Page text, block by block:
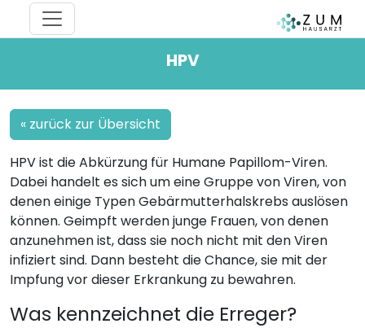
HPV
« zurück zur Übersicht
HPV ist die Abkürzung für Humane Papillom-Viren.
Dabei handelt es sich um eine Gruppe von Viren, von
denen einige Typen Gebärmutterhalskrebs auslösen
können. Geimpft werden junge Frauen, von denen
anzunehmen ist, dass sie noch nicht mit den Viren
infiziert sind. Dann besteht die Chance, sie mit der
Impfung vor dieser Erkrankung zu bewahren.
Was kennzeichnet die Erreger?